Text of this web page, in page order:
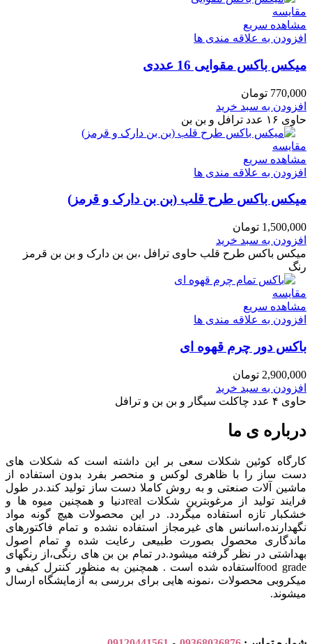
مقایسه
مشاهده سریع
افزودن به علاقه مندی ها
میکس باکس مقوایی 16 عددی
770,000 تومان
افزودن به سبد خرید
حاوی ۱۶ عدد ترافل و بن بن
مقایسه
مشاهده سریع
افزودن به علاقه مندی ها
میکس باکس طرح قلب (بن بن دارک و قرمز)
1,500,000 تومان
افزودن به سبد خرید
میکس باکس طرح قلب حاوی ترافل ،بن بن دارک و بن بن قرمز
رنگ
مقایسه
مشاهده سریع
افزودن به علاقه مندی ها
باکس دور چرم قهوه ای
2,900,000 تومان
افزودن به سبد خرید
حاوی ۴ عدد چاکلت سیگار و بن بن و ترافل
درباره ی ما
کارگاه کوئین شکلات سعی بر این داشته است که شکلات های
دست ساز را با ظاهری لوکس و منحصر بفرد بدون استفاده از
ماشین آلات صنعتی و به روش کاملا دست ساز تولید کند.در طول
فرایند تولید از مرغوبترین شکلات realدنیا و همچنین میوه ها و
خشکبار تازه استفاده میگردد. در این محصولات هیچ گونه مواد
نگهدارنده،اسانس های غیرمجاز استفاده نشده و تمام فاکتورهای
ماندگاری محصول بصورت طبیعی رعایت شده و تمام اصول
بهداشتی در نظر گرفته میشود.در تمام بن بن های رنگی،از رنگهای
food gradeاستفاده شده است . همچنین به منظور کنترل کیفی و
میکروبی محصولات ،نمونه هایی برای بررسی به آزمایشگاه ارسال
میشوند.